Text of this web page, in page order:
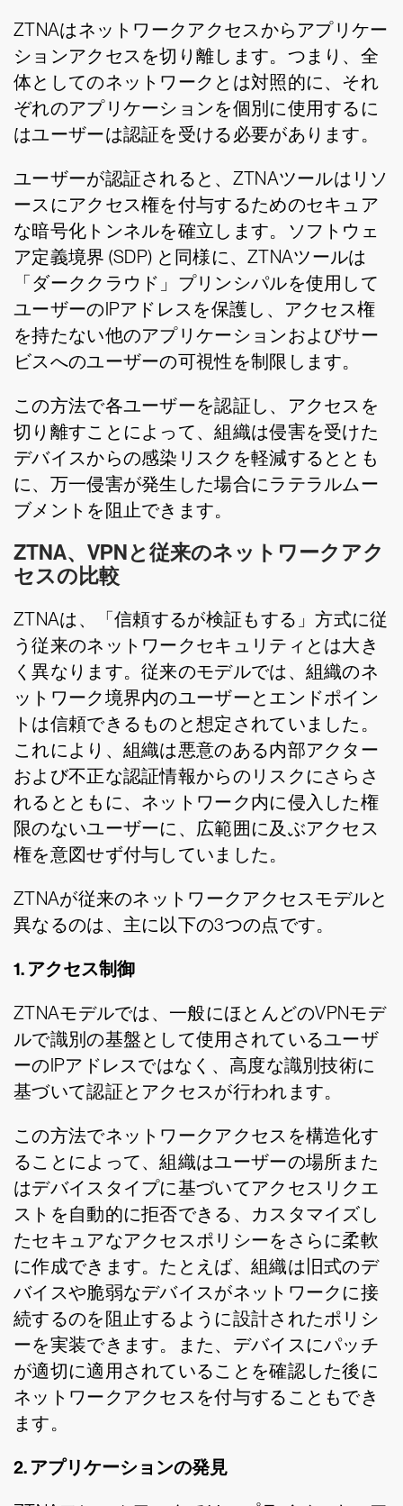
ZTNAはネットワークアクセスからアプリケー
ションアクセスを切り離します。つまり、全
体としてのネットワークとは対照的に、それ
ぞれのアプリケーションを個別に使用するに
はユーザーは認証を受ける必要があります。
ユーザーが認証されると、ZTNAツールはリソ
ースにアクセス権を付与するためのセキュア
な暗号化トンネルを確立します。ソフトウェ
ア定義境界 (SDP) と同様に、ZTNAツールは
「ダーククラウド」プリンシパルを使用して
ユーザーのIPアドレスを保護し、アクセス権
を持たない他のアプリケーションおよびサー
ビスへのユーザーの可視性を制限します。
この方法で各ユーザーを認証し、アクセスを
切り離すことによって、組織は侵害を受けた
デバイスからの感染リスクを軽減するととも
に、万一侵害が発生した場合にラテラルムー
ブメントを阻止できます。
ZTNA、VPNと従来のネットワークアク
セスの比較
ZTNAは、「信頼するが検証もする」方式に従
う従来のネットワークセキュリティとは大き
く異なります。従来のモデルでは、組織のネ
ットワーク境界内のユーザーとエンドポイン
トは信頼できるものと想定されていました。
これにより、組織は悪意のある内部アクター
および不正な認証情報からのリスクにさらさ
れるとともに、ネットワーク内に侵入した権
限のないユーザーに、広範囲に及ぶアクセス
権を意図せず付与していました。
ZTNAが従来のネットワークアクセスモデルと
異なるのは、主に以下の3つの点です。
1. アクセス制御
ZTNAモデルでは、一般にほとんどのVPNモデ
ルで識別の基盤として使用されているユーザ
ーのIPアドレスではなく、高度な識別技術に
基づいて認証とアクセスが行われます。
この方法でネットワークアクセスを構造化す
ることによって、組織はユーザーの場所また
はデバイスタイプに基づいてアクセスリクエ
ストを自動的に拒否できる、カスタマイズし
たセキュアなアクセスポリシーをさらに柔軟
に作成できます。たとえば、組織は旧式のデ
バイスや脆弱なデバイスがネットワークに接
続するのを阻止するように設計されたポリシ
ーを実装できます。また、デバイスにパッチ
が適切に適用されていることを確認した後に
ネットワークアクセスを付与することもでき
ます。
2. アプリケーションの発見